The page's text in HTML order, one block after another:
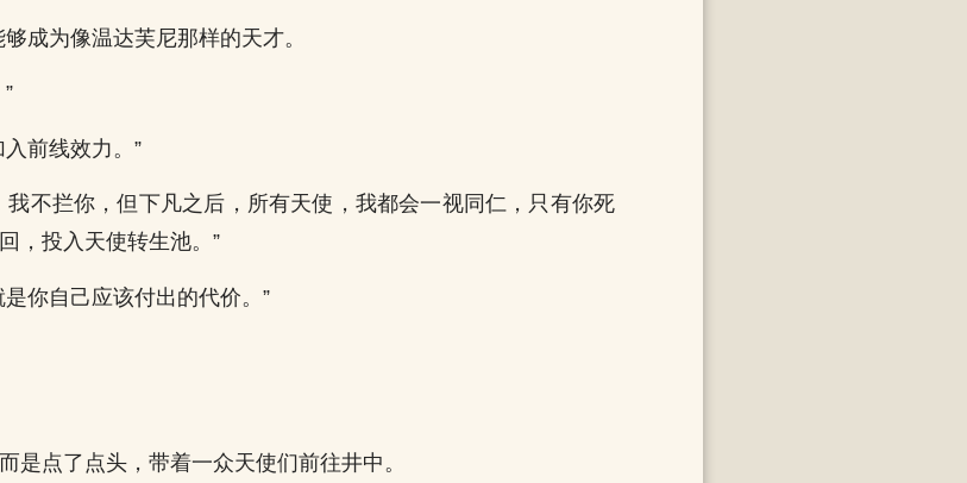
成为像温达芙尼那样的天才。
前线效力。”
我不拦你，但下凡之后，所有天使，我都会一视同仁，只有你死
，投入天使转生池。”
你自己应该付出的代价。”
是点了点头，带着一众天使们前往井中。